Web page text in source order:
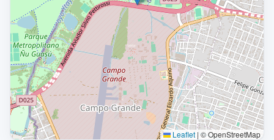
Leaflet | © OpenStreetMap